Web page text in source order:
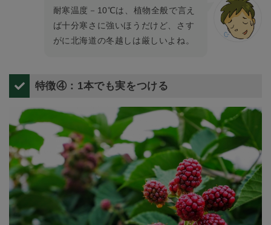
耐寒温度－10℃は、植物全般で言え
ば十分寒さに強いほうだけど、さす
がに北海道の冬越しは厳しいよね。
特徴④：1本でも実をつける